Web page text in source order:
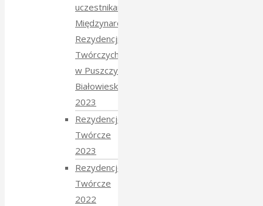
uczestnikami
Międzynarodowych
Rezydencji
Twórczych
w Puszczy
Białowieskiej
2023
Rezydencje
Twórcze
2023
Rezydencje
Twórcze
2022